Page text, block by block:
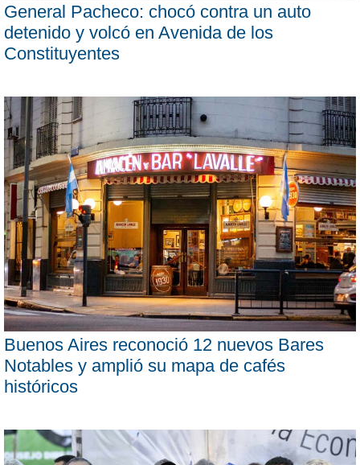
General Pacheco: chocó contra un auto
detenido y volcó en Avenida de los
Constituyentes
Buenos Aires reconoció 12 nuevos Bares
Notables y amplió su mapa de cafés
históricos